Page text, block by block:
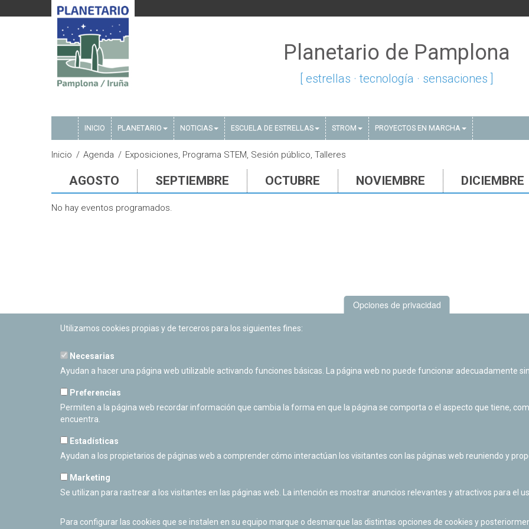
Planetario de Pamplona
[ estrellas · tecnología · sensaciones ]
INICIO PLANETARIO NOTICIAS ESCUELA DE ESTRELLAS STROM PROYECTOS EN MARCHA
Inicio Agenda Exposiciones, Programa STEM, Sesión público, Talleres
AGOSTO SEPTIEMBRE OCTUBRE NOVIEMBRE DICIEMBRE
No hay eventos programados.
PLANETARIO DE PAMPLONA
Calle Sancho RamÃ­rez, s/n
Cerrado Temporalmente
Opciones de privacidad
Utilizamos cookies propias y de terceros para los siguientes fines:
Necesarias
Ayudan a hacer una página web utilizable activando funciones básicas. La página web no puede funcionar adecuadamente
Preferencias
Permiten a la página web recordar información que cambia la forma en que la página se comporta o el aspecto que tiene,
encuentra.
Estadísticas
Ayudan a los propietarios de páginas web a comprender cómo interactúan los visitantes con las páginas web reuniendo y
Marketing
Se utilizan para rastrear a los visitantes en las páginas web. La intención es mostrar anuncios relevantes y atractivos para el
Para configurar las cookies que se instalen en su equipo marque o desmarque las distintas opciones de cookies y